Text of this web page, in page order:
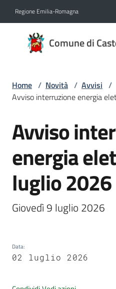
Regione Emilia-Romagna
Comune di
Comune
di
d'Argile
Amministrazione
Menu selezionato
Servizi
Vivere
Home / Novità / Avvisi /
Avviso interruzione energia
Salta al contenuto
Avviso
energia
luglio 2026
Giovedì 9 luglio 2026
Data:
02 luglio 2026